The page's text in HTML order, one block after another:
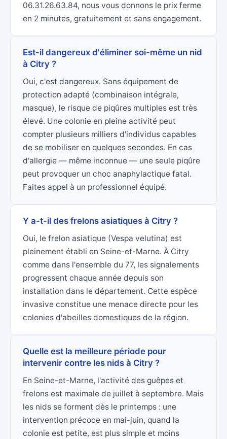
06.31.26.63.84, nous vous donnons le prix ferme
en 2 minutes, gratuitement et sans engagement.
Est-il dangereux d'éliminer soi-même un nid
à Citry ?
Oui, c'est dangereux. Sans équipement de
protection adapté (combinaison intégrale,
masque), le risque de piqûres multiples est très
élevé. Une colonie en pleine activité peut
compter plusieurs milliers d'individus capables
de se mobiliser en quelques secondes. En cas
d'allergie — même inconnue — une seule piqûre
peut provoquer un choc anaphylactique fatal.
Faites appel à un professionnel équipé.
Y a-t-il des frelons asiatiques à Citry ?
Oui, le frelon asiatique (Vespa velutina) est
pleinement établi en Seine-et-Marne. À Citry
comme dans l'ensemble du 77, les signalements
progressent chaque année depuis son
installation dans le département. Cette espèce
invasive constitue une menace directe pour les
colonies d'abeilles domestiques de la région.
Quelle est la meilleure période pour
intervenir contre les nids à Citry ?
En Seine-et-Marne, l'activité des guêpes et
frelons est maximale de juillet à septembre. Mais
les nids se forment dès le printemps : une
intervention précoce en mai-juin, quand la
colonie est petite, est plus simple et moins